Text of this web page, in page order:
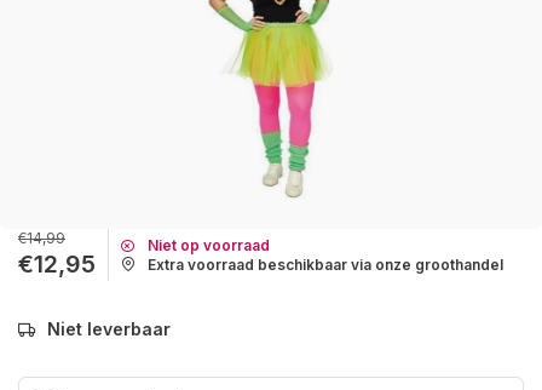
€14,99
€12,95
Niet op voorraad
Extra voorraad beschikbaar via onze groothandel
Niet leverbaar